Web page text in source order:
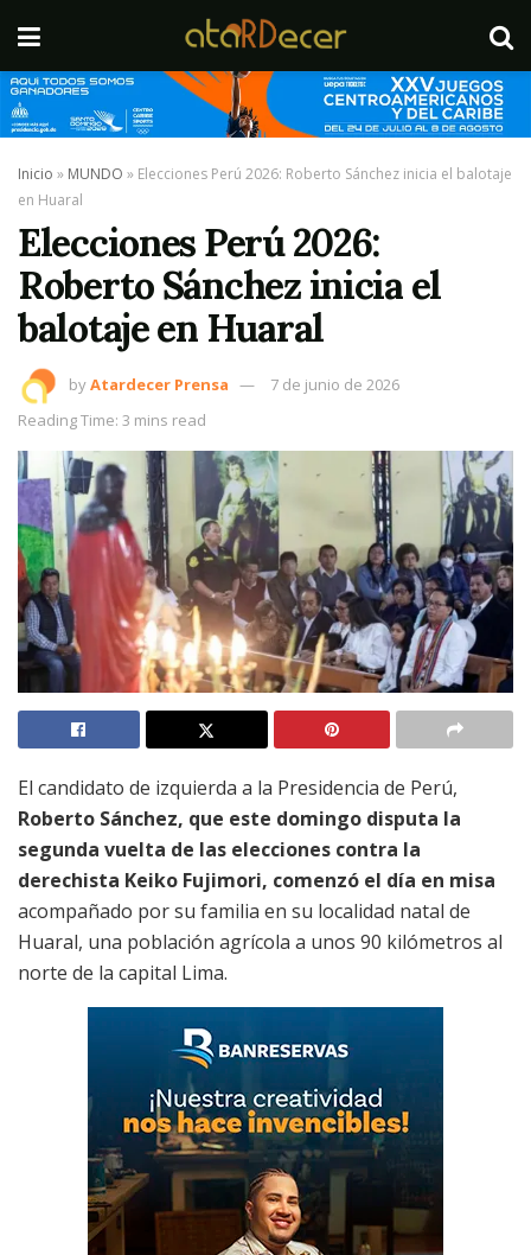
Inicio » MUNDO » Elecciones Perú 2026: Roberto Sánchez inicia el balotaje
en Huaral
Elecciones Perú 2026:
Roberto Sánchez inicia el
balotaje en Huaral
byAtardecer Prensa
7 de junio de 2026
Reading Time: 3 mins read
El candidato de izquierda a la Presidencia de Perú,
Roberto Sánchez, que este domingo disputa la
segunda vuelta de las elecciones contra la
derechista Keiko Fujimori, comenzó el día en misa
acompañado por su familia en su localidad natal de
Huaral, una población agrícola a unos 90 kilómetros al
norte de la capital Lima.